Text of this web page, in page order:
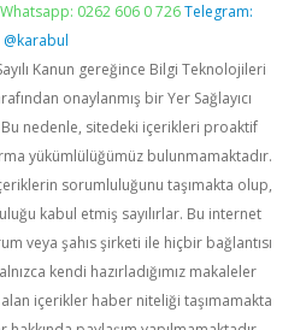
Whatsapp: 0262 606 0 726 Telegram:
@karabul
Kanun gereğince Bilgi Teknolojileri
onaylanmış bir Yer Sağlayıcı
nedenle, sitedeki içerikleri proaktif
yükümlülüğümüz bulunmamaktadır.
sorumluluğunu taşımakta olup,
kabul etmiş sayılırlar. Bu internet
veya şahıs şirketi ile hiçbir bağlantısı
kendi hazırladığımız makaleler
içerikler haber niteliği taşımamakta